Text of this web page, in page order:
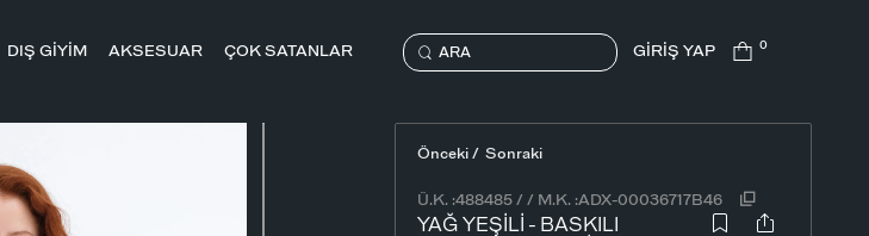
DIŞ GİYİM AKSESUAR ÇOK SATANLAR ARA GİRİŞ YAP 0
Önceki / Sonraki
Ü.K. :488485 // M.K. :ADX-00036717B46
YAĞ YEŞILI - BASKILI